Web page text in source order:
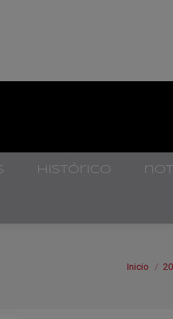
histórico
Estás aquí:
Inicio